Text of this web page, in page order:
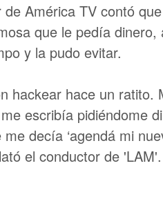
de América TV contó
que le pedía
y la pudo evitar.
hackear hace un
escribía pidiéndome
decía ‘agendá mi
el conductor de 'LAM'.